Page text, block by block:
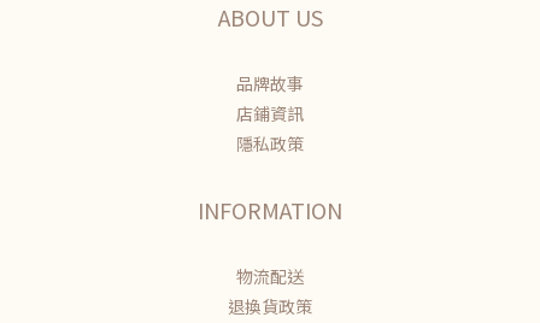
ABOUT US
品牌故事
店鋪資訊
隱私政策
INFORMATION
物流配送
退換貨政策